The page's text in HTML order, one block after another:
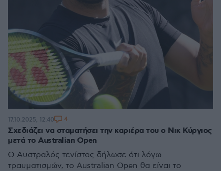
Σχεδιάζει να σταματήσει την καριέρα του ο Νικ Κύργιος
μετά το Australian Open
Ο Αυστραλός τενίστας δήλωσε ότι λόγω
τραυματισμών, το Australian Open θα είναι το
17.10.2025, 12:40 4